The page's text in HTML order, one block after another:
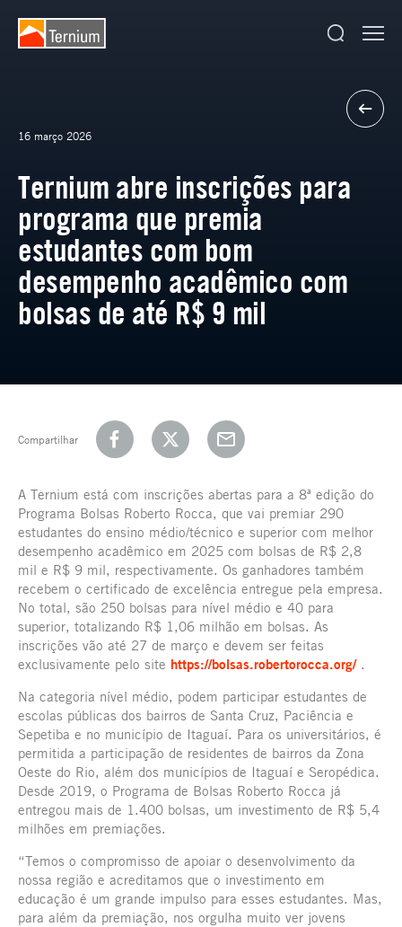
16 março 2026
Ternium abre inscrições para
programa que premia
estudantes com bom
desempenho acadêmico com
bolsas de até R$ 9 mil
Compartilhar
A Ternium está com inscrições abertas para a 8ª edição do
Programa Bolsas Roberto Rocca, que vai premiar 290
estudantes do ensino médio/técnico e superior com melhor
desempenho acadêmico em 2025 com bolsas de R$ 2,8
mil e R$ 9 mil, respectivamente. Os ganhadores também
recebem o certificado de excelência entregue pela empresa.
No total, são 250 bolsas para nível médio e 40 para
superior, totalizando R$ 1,06 milhão em bolsas. As
inscrições vão até 27 de março e devem ser feitas
exclusivamente pelo site https://bolsas.robertorocca.org/ .
Na categoria nível médio, podem participar estudantes de
escolas públicas dos bairros de Santa Cruz, Paciência e
Sepetiba e no município de Itaguaí. Para os universitários, é
permitida a participação de residentes de bairros da Zona
Oeste do Rio, além dos municípios de Itaguaí e Seropédica.
Desde 2019, o Programa de Bolsas Roberto Rocca já
entregou mais de 1.400 bolsas, um investimento de R$ 5,4
milhões em premiações.
“Temos o compromisso de apoiar o desenvolvimento da
nossa região e acreditamos que o investimento em
educação é um grande impulso para esses estudantes. Mas,
para além da premiação, nos orgulha muito ver jovens